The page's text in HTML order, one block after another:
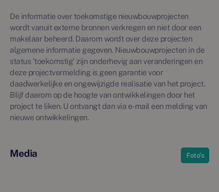
De informatie over toekomstige nieuwbouwprojecten
wordt vanuit externe bronnen verkregen en niet door een
makelaar beheerd. Daarom wordt over deze projecten
algemene informatie gegeven. Nieuwbouwprojecten in de
status 'toekomstig' zijn onderhevig aan veranderingen en
deze projectvermelding is geen garantie voor
daadwerkelijke en ongewijzigde realisatie van het project.
Blijf daarom op de hoogte van ontwikkelingen door het
project te liken. U ontvangt dan via e-mail een melding van
nieuwe ontwikkelingen.
Media Foto's